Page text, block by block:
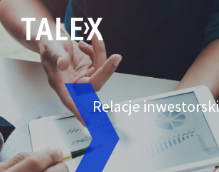
Relacje